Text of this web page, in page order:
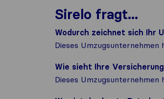
Sirelo fragt...
Wodurch zeichnet sich Ihr
Dieses
Wie sieht Ihre
Dieses